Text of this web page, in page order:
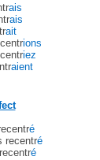
ais
ais
ait
ions
iez
aient
é
recentré
é